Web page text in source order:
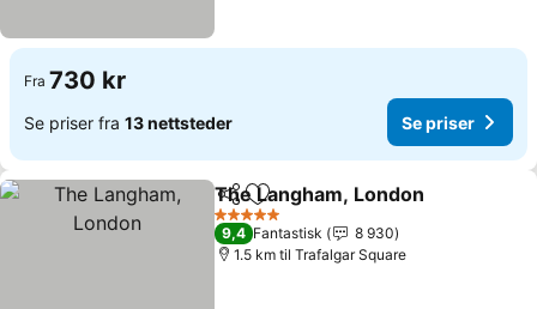
Fra 730 kr
Se priser fra 13 nettsteder Se priser
Del Legg til i favoritter
The Langham, London
5 Stjerner
9,4 Fantastisk
8 930
1.5 km til Trafalgar Square